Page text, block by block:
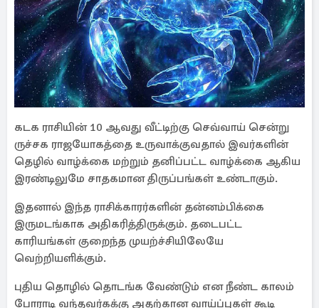
கடக ராசியின் 10 ஆவது வீட்டிற்கு செவ்வாய் சென்று
ருச்சக ராஜயோகத்தை உருவாக்குவதால் இவர்களின்
தெழில் வாழ்க்கை மற்றும் தனிப்பட்ட வாழ்க்கை ஆகிய
இரண்டிலுமே சாதகமான திருப்பங்கள் உண்டாகும்.
இதனால் இந்த ராசிக்காரர்களின் தன்னம்பிக்கை
இருமடங்காக அதிகரித்திருக்கும். தடைபட்ட
காரியங்கள் குறைந்த முயற்ச்சியிலேயே
வெற்றியளிக்கும்.
புதிய தொழில் தொடங்க வேண்டும் என நீண்ட காலம்
போராடி வந்தவர்கக்கு அதற்கான வாய்ப்புகள் கூடி